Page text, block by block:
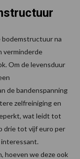
bodemstructuur na
verminderde
Om de levensduur
de bandenspanning
zelfreiniging en
wat leidt tot
drie tot vijf euro per
interessant.
hoeven we deze ook